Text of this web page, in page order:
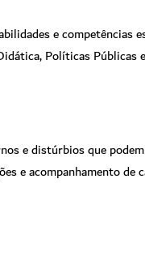
e competências
Políticas Públicas
e distúrbios que
e acompanhamento de